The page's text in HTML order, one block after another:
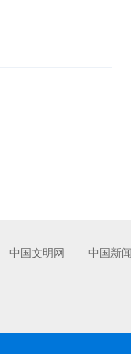
中国文明网 中国新